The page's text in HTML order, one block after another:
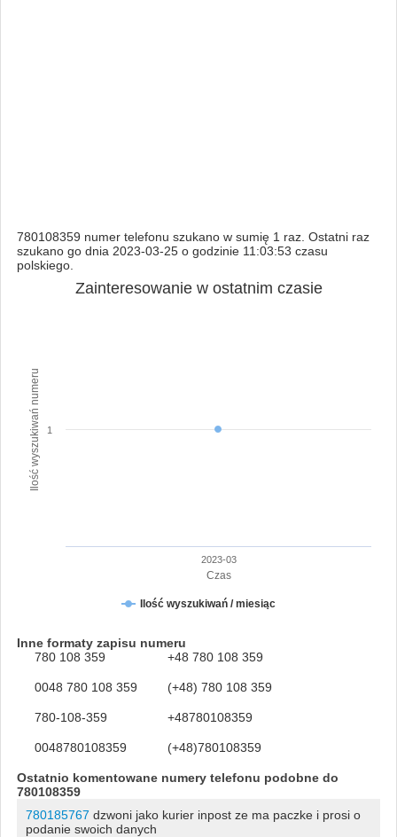
780108359 numer telefonu szukano w sumię 1 raz. Ostatni raz
szukano go dnia 2023-03-25 o godzinie 11:03:53 czasu
polskiego.
Czas
Ilość wyszukiwań numeru
Zainteresowanie w ostatnim czasie
Ilość wyszukiwań / miesiąc
2023-03
1
Inne formaty zapisu numeru
780 108 359
+48 780 108 359
0048 780 108 359 (+48) 780 108 359
780-108-359 +48780108359
0048780108359 (+48)780108359
Ostatnio komentowane numery telefonu podobne do
780108359
780185767 dzwoni jako kurier inpost ze ma paczke i prosi o
podanie swoich danych